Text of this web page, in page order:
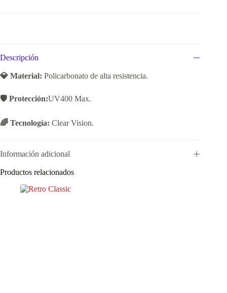
Descripción
💎 Material: Policarbonato de alta resistencia.
🛡️ Protección:UV400 Max.
🌈 Tecnología: Clear Vision.
Información adicional
Productos relacionados